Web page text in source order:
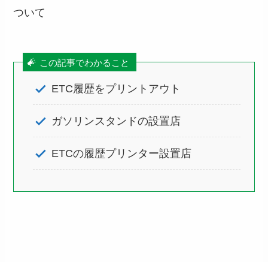
ついて
この記事でわかること
ETC履歴をプリントアウト
ガソリンスタンドの設置店
ETCの履歴プリンター設置店